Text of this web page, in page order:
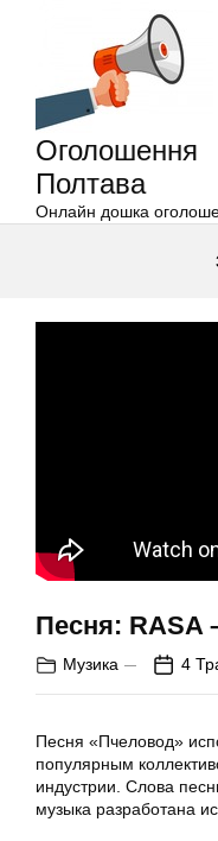
Оголошення
Полтава
Онлайн дошка
Песня: RASA
Музика 4
Песня «Пчеловод»
популярным
индустрии. Слова
музыка разработана